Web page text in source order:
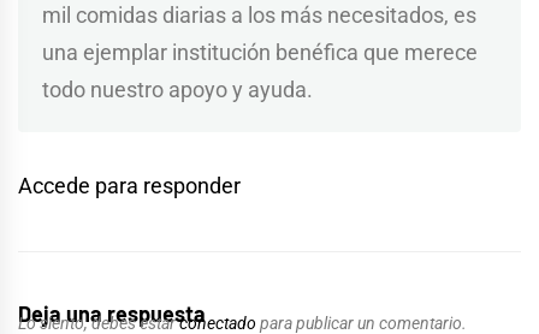
mil comidas diarias a los más necesitados, es
una ejemplar institución benéfica que merece
todo nuestro apoyo y ayuda.
Accede para responder
Deja una respuesta
Lo siento, debes estarconectado para publicar un comentario.